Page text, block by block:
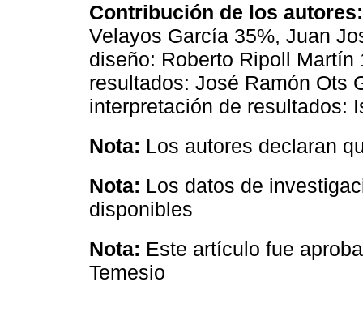
Contribución de los autores:
Velayos García 35%, Juan
diseño: Roberto Ripoll
resultados: José Ramón Ots
interpretación de resultados:
Nota: Los autores declaran
Nota: Los datos de
disponibles
Nota: Este artículo fue
Temesio